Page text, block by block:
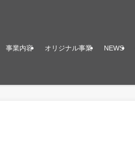
事業内容 オリジナル事業 NEWS